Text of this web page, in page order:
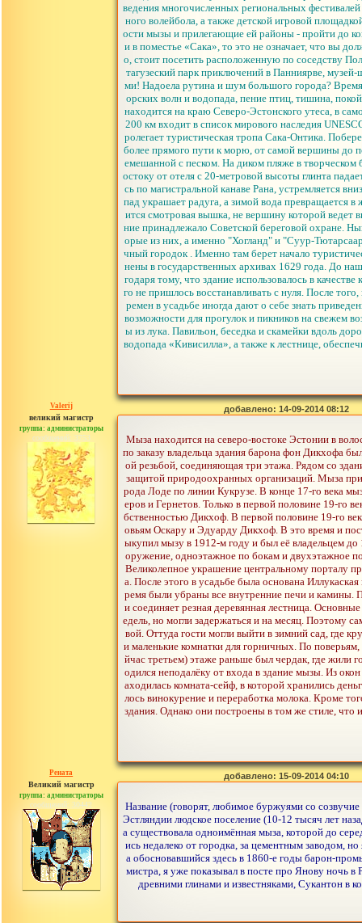
ведения многочисленных региональных
ного волейбола, а также детской игровой
ости мызы и прилегающие ей районы - пройти до
и в поместье «Сака», то это не означает, что вы
о, стоит посетить расположенную по соседству
тагузеский парк приключений в Панниярве,
ми! Надоела рутина и шум большого города?
орских волн и водопада, пение птиц, тишина,
находится на краю Северо-Эстонского утеса, в
200 км входит в список мирового наследия
ролегает туристическая тропа Сака-Онтика.
более прямого пути к морю, от самой вершины до
емешанной с песком. На диком пляже в творческом
остоку от отеля с 20-метровой высоты глинта
сь по магистральной канаве Рана, устремляется
пад украшает радуга, а зимой вода превращается
ится смотровая вышка, не вершину которой ведет
ние принадлежало Советской береговой охране.
орые из них, а именно "Хогланд" и "Суур-
чный городок . Именно там берет начало
нены в государственных архивах 1629 года. До
годаря тому, что здание использовалось в
го не пришлось восстанавливать с нуля. После
ремен в усадьбе иногда дают о себе знать
возможности для прогулок и пикников на свежем
ы из лука. Павильон, беседка и скамейки вдоль
водопада «Кивисилла», а также к лестнице,
Valerij
великий магистр
группа: администраторы
сообщений: 3753
добавлено: 14-09-2014 08:12
Мыза находится на северо-востоке Эстонии в
по заказу владельца здания барона фон Дикхофа
ой резьбой, соединяющая три этажа. Рядом со
защитой природоохранных организаций. Мыза
рода Лоде по линии Кукрузе. В конце 17-го века
еров и Гернетов. Только в первой половине 19-го
бственностью Дикхоф. В первой половине 19-го
овьям Оскару и Эдуарду Дикхоф. В это время и
ыкупил мызу в 1912-м году и был её владельцем до
оружение, одноэтажное по бокам и двухэтажное
Великолепное украшение центральному порталу
а. После этого в усадьбе была основана
ремя были убраны все внутренние печи и камины.
и соединяет резная деревянная лестница.
едель, но могли задержаться и на месяц. Поэтому
вой. Оттуда гости могли выйти в зимний сад, где
и маленькие комнатки для горничных. По
йчас третьем) этаже раньше был чердак, где жили
одился неподалёку от входа в здание мызы. Из
аходилась комната-сейф, в которой хранились
лось винокурение и переработка молока. Кроме
здания. Однако они построены в том же стиле, что
Рената
Великий магистр
группа: администраторы
сообщений: 30442
добавлено: 15-09-2014 04:10
Название (говорят, любимое буржуями со
Эстляндии людское поселение (10-12 тысяч лет
а существовала одноимённая мыза, которой до
ись недалеко от городка, за цементным заводом,
а обосновавшийся здесь в 1860-е годы барон-
мистра, я уже показывал в посте про Янову ночь
древними глинами и известняками, Сукантон в